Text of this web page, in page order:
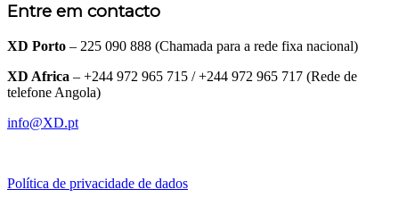
Entre em contacto
XD Porto – 225 090 888 (Chamada para a rede fixa nacional)
XD Africa – +244 972 965 715 / +244 972 965 717 (Rede de
telefone Angola)
info@XD.pt
Política de privacidade de dados